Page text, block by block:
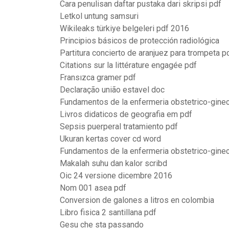
Cara penulisan daftar pustaka dari skripsi pdf
Letkol untung samsuri
Wikileaks türkiye belgeleri pdf 2016
Principios básicos de protección radiológica
Partitura concierto de aranjuez para trompeta
Citations sur la littérature engagée pdf
Fransızca gramer pdf
Declaração união estavel doc
Fundamentos de la enfermeria obstetrico-
Livros didaticos de geografia em pdf
Sepsis puerperal tratamiento pdf
Ukuran kertas cover cd word
Fundamentos de la enfermeria obstetrico-
Makalah suhu dan kalor scribd
Oic 24 versione dicembre 2016
Nom 001 asea pdf
Conversion de galones a litros en colombia
Libro fisica 2 santillana pdf
Gesu che sta passando